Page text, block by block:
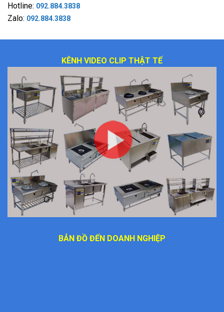
Hotline: 092.884.3838
Zalo: 092.884.3838
KÊNH VIDEO CLIP THẬT TẾ
BẢN ĐỒ ĐẾN DOANH NGHIỆP